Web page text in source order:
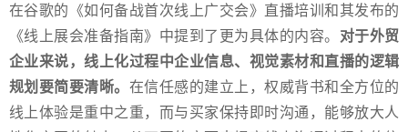
在谷歌的《如何备战首次线上广交会》直播培训和其发布的
《线上展会准备指南》中提到了更为具体的内容。 对于外贸
企业来说，线上化过程中企业信息、视觉素材和直播的逻辑
规划要简要清晰。 在信任感的建立上，权威背书和全方位的
线上体验是重中之重，而与买家保持即时沟通，能够放大人